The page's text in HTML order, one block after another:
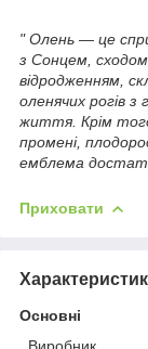
" Олень — це
з Сонцем,
відродженням,
оленячих рогів з
життя. Крім
промені,
емблема
Приховати
Основні
Виробник